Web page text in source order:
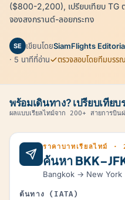
($800-2,200), เปรียบเทียบ TG
จองสงกรานต์-ลอยกระทง
SE เขียนโดยSiamFlights
· 5 นาทีที่อ่าน
ตรวจสอบโดยทีมบรร
พร้อมเดินทาง? เปรียบเทีย
ผลแบบเรียลไทม์จาก 200+ สายการบิ
ราคาบาทเรียลไทม์ ·
ค้นหา
Bangkok → New York
ต้นทาง (IATA)